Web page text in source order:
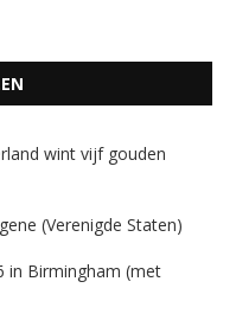
wint vijf gouden
(Verenigde Staten)
in Birmingham (met